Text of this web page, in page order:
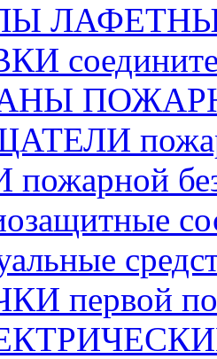
первой